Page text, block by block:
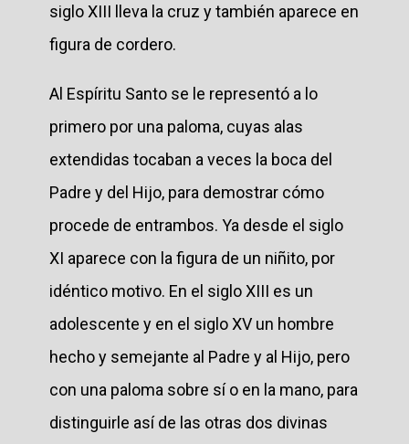
siglo XIII lleva la cruz y también aparece en
figura de cordero.
Al Espíritu Santo se le representó a lo
primero por una paloma, cuyas alas
extendidas tocaban a veces la boca del
Padre y del Hijo, para demostrar cómo
procede de entrambos. Ya desde el siglo
XI aparece con la figura de un niñito, por
idéntico motivo. En el siglo XIII es un
adolescente y en el siglo XV un hombre
hecho y semejante al Padre y al Hijo, pero
con una paloma sobre sí o en la mano, para
distinguirle así de las otras dos divinas